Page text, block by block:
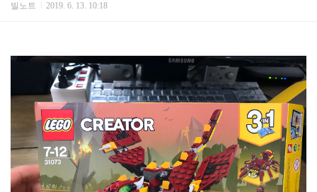
빌노트 2019. 6. 13. 10:18